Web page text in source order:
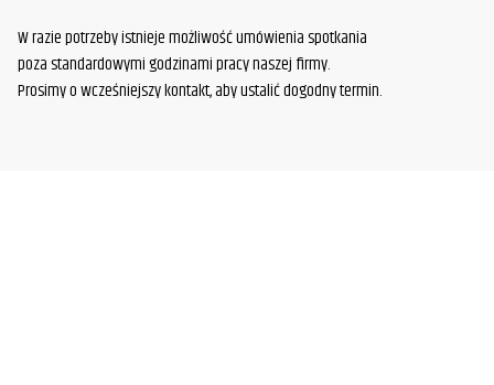
W razie potrzeby istnieje możliwość umówienia spotkania
poza standardowymi godzinami pracy naszej firmy.
Prosimy o wcześniejszy kontakt, aby ustalić dogodny termin.